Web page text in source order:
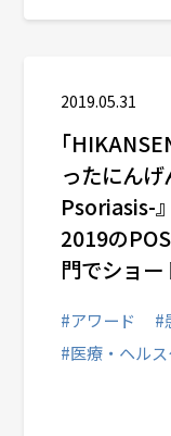
2019.05.31
｢
ったにん
Psoriasis-
2019の
門でショ
#アワード #
#医療・ヘル